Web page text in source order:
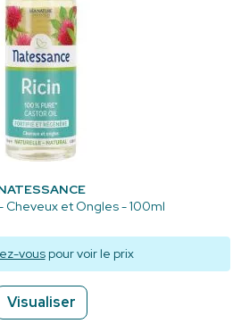
Cheveux et Ongles - 100ml
vouspour voir le prix
Visualiser